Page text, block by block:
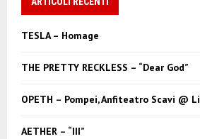
h
o
TESLA – Homage
THE PRETTY RECKLESS – “Dear God”
OPETH – Pompei, Anfiteatro Scavi @
AETHER – “III”